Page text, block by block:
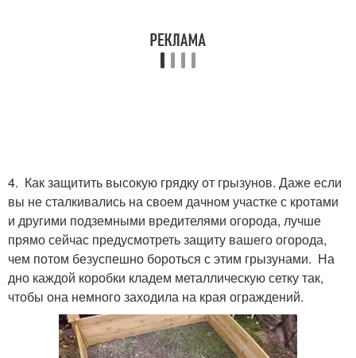
4. Как защитить высокую грядку от грызунов. Даже если
вы не сталкивались на своем дачном участке с кротами
и другими подземными вредителями огорода, лучше
прямо сейчас предусмотреть защиту вашего огорода,
чем потом безуспешно бороться с этим грызунами. На
дно каждой коробки кладем металлическую сетку так,
чтобы она немного заходила на края ограждений.